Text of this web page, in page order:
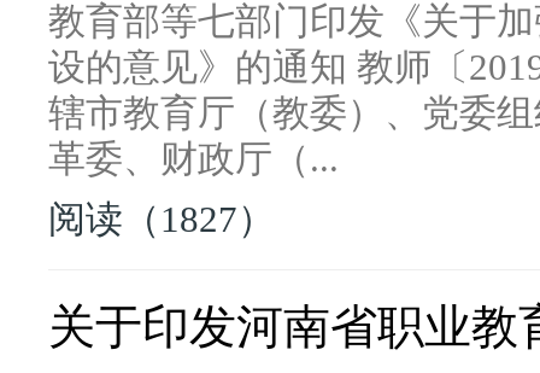
教育部等七部门印发《关于
设的意见》的通知 教师〔
辖市教育厅（教委）、党委
革委、财政厅（...
阅读（1827）
关于印发河南省职业